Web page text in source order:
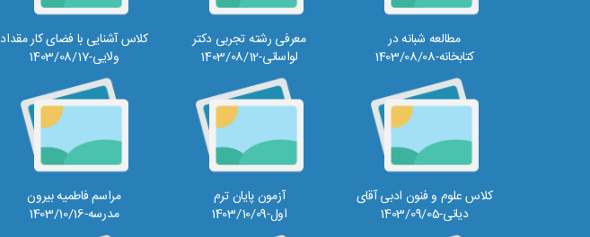
مطالعه شبانه در
کتابخانه-1403/08/08
معرفی رشته تجربی دکتر
لواسانی-1403/08/12
کلاس آشنایی با فضای کار مقداد
ولایی-1403/08/17
کلاس علوم و فنون ادبی آقای
دیانی-1403/09/05
آزمون پایان ترم
اول-1403/10/09
مراسم فاطمیه بیرون
مدرسه-1403/10/16